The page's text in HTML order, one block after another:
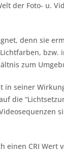
der Foto- u.
denn sie
zum
seiner
die
CRI